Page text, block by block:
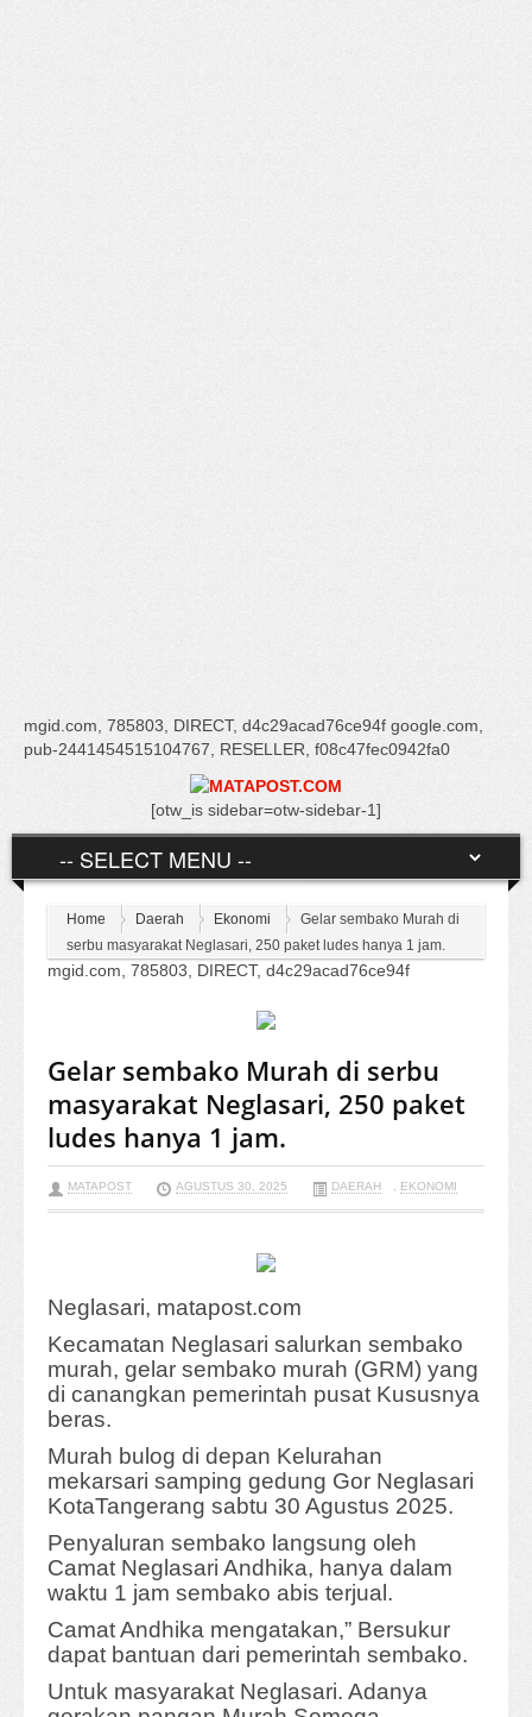
mgid.com, 785803, DIRECT, d4c29acad76ce94f google.com,
pub-2441454515104767, RESELLER, f08c47fec0942fa0
[otw_is sidebar=otw-sidebar-1]
Home Daerah Ekonomi
Gelar sembako Murah di
serbu masyarakat Neglasari, 250 paket ludes hanya 1 jam.
mgid.com, 785803, DIRECT, d4c29acad76ce94f
Gelar sembako Murah di serbu
masyarakat Neglasari, 250 paket
ludes hanya 1 jam.
MATAPOST AGUSTUS 30, 2025 DAERAH , EKONOMI
Neglasari, matapost.com
Kecamatan Neglasari salurkan sembako
murah, gelar sembako murah (GRM) yang
di canangkan pemerintah pusat Kususnya
beras.
Murah bulog di depan Kelurahan
mekarsari samping gedung Gor Neglasari
KotaTangerang sabtu 30 Agustus 2025.
Penyaluran sembako langsung oleh
Camat Neglasari Andhika, hanya dalam
waktu 1 jam sembako abis terjual.
Camat Andhika mengatakan,” Bersukur
dapat bantuan dari pemerintah sembako.
Untuk masyarakat Neglasari. Adanya